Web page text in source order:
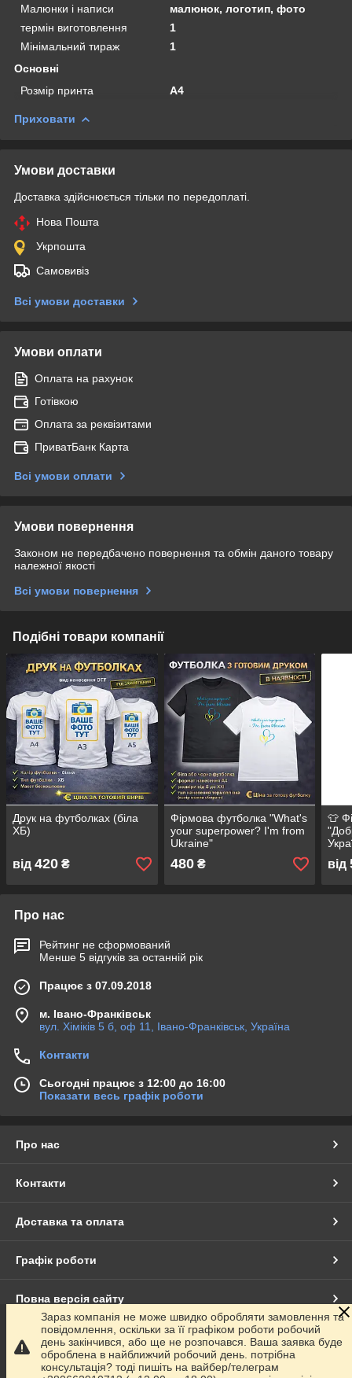
Малюнки і написи
малюнок, логотип, фото
термін виготовлення
1
Мінімальний тираж
1
Основні
Розмір принта
А4
Приховати
Умови доставки
Доставка здійснюється тільки по передоплаті.
Нова Пошта
Укрпошта
Самовивіз
Всі умови доставки
Умови оплати
Оплата на рахунок
Готівкою
Оплата за реквізитами
ПриватБанк Карта
Всі умови оплати
Умови повернення
Законом не передбачено повернення та обмін даного товару
належної якості
Всі умови повернення
Подібні товари компанії
Друк на футболках (біла
ХБ)
від 420 ₴
Фірмова футболка "What's
your superpower? I'm from
Ukraine"
480₴
👕
від
Про нас
Рейтинг не сформований
Менше 5 відгуків за останній рік
Працює з 07.09.2018
м. Івано-Франківськ
вул. Хіміків 5 б, оф 11, Івано-Франківськ, Україна
Контакти
Сьогодні працює з 12:00 до 16:00
Показати весь графік роботи
Про нас
Контакти
Доставка та оплата
Графік роботи
Повна версія сайту
Сайт створено на маркетплейсіProm.ua
Зараз компанія не може швидко обробляти замовлення та
повідомлення, оскільки за її графіком роботи робочий
день закінчився, або ще не розпочався. Ваша заявка буде
оброблена в найближчий робочий день. потрібна
консультація? тоді пишіть на вайбер/телеграм